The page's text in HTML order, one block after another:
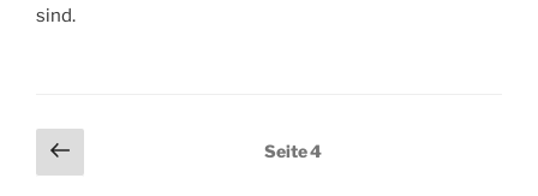
sind.
Seitennummerierung
der
Vorherige
Seite
Seite4